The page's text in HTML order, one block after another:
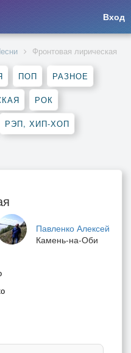
Вход
Фронтовая лирическая
ПОП РАЗНОЕ
РОК
РЭП, ХИП-ХОП
Павленко Алексей
Камень-на-Оби